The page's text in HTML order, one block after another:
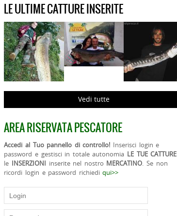
LE ULTIME CATTURE INSERITE
Vedi tutte
AREA RISERVATA PESCATORE
Accedi al Tuo pannello di controllo! Inserisci login e
password e gestisci in totale autonomia LE TUE CATTURE
le INSERZIONI inserite nel nostro MERCATINO. Se non
ricordi login e password richiediqui>>